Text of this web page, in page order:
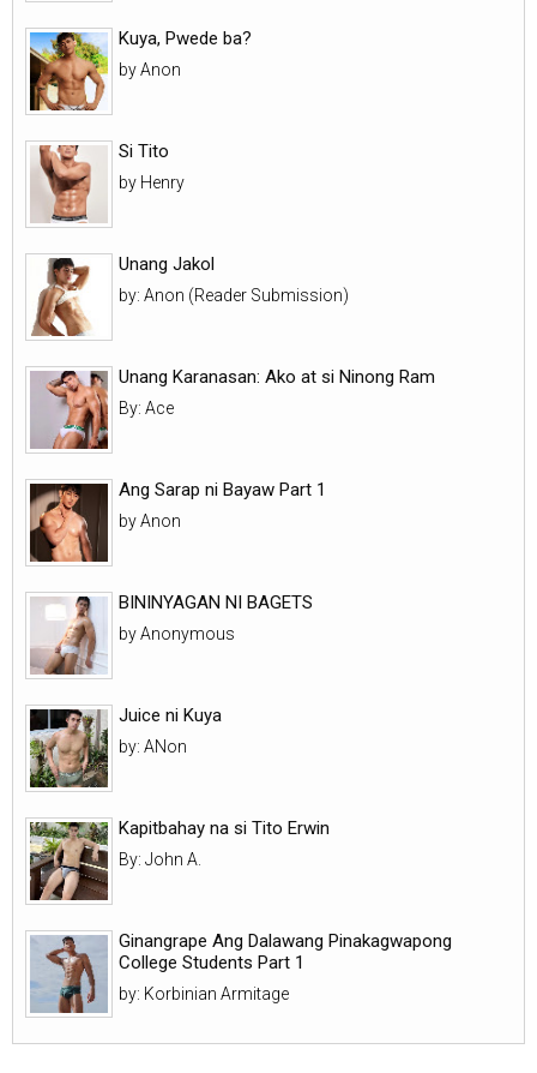
Kuya, Pwede ba?
by Anon
Si Tito
by Henry
Unang Jakol
by: Anon (Reader Submission)
Unang Karanasan: Ako at si Ninong Ram
By: Ace
Ang Sarap ni Bayaw Part 1
by Anon
BININYAGAN NI BAGETS
by Anonymous
Juice ni Kuya
by: ANon
Kapitbahay na si Tito Erwin
By: John A.
Ginangrape Ang Dalawang Pinakagwapong
College Students Part 1
by: Korbinian Armitage